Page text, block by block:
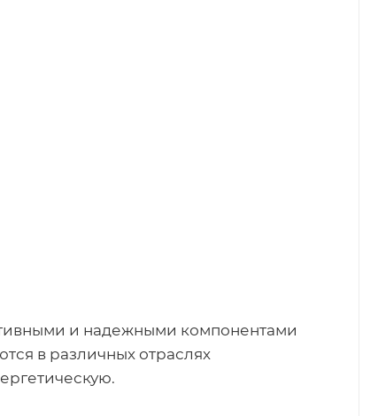
и надежными компонентами
в различных отраслях